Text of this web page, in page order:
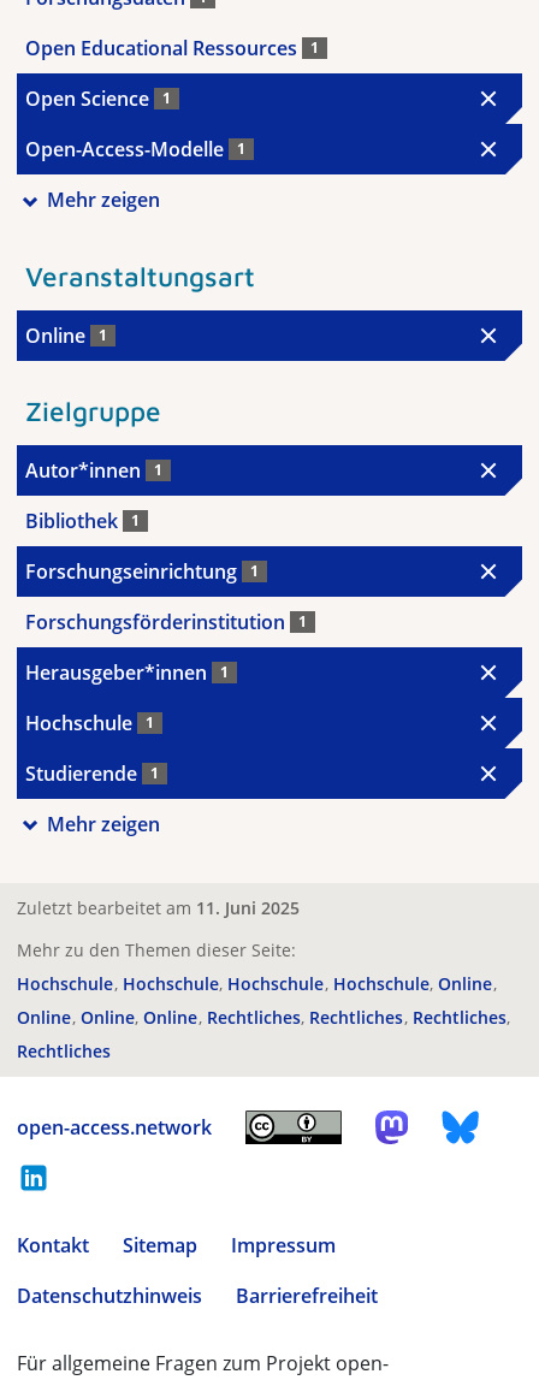
Open Educational Ressources 1
Open Science 1
Open-Access-Modelle 1
Mehr zeigen
Veranstaltungsart
Online 1
Zielgruppe
Autor*innen 1
Bibliothek 1
Forschungseinrichtung 1
Forschungsförderinstitution 1
Herausgeber*innen 1
Hochschule 1
Studierende 1
Mehr zeigen
Zuletzt bearbeitet am 11. Juni 2025
Mehr zu den Themen dieser Seite:
Hochschule Hochschule Hochschule Hochschule Online
Online Online Online Rechtliches Rechtliches Rechtliches
Rechtliches
open-access.network
Kontakt Sitemap
Impressum
Datenschutzhinweis
Barrierefreiheit
Für allgemeine Fragen zum Projekt open-